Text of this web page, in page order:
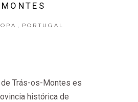
MONTES
PORTUGAL
de Trás-os-Montes es
histórica de